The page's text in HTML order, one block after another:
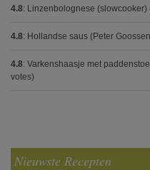
4.8: Linzenbolognese (slowcooker)
4.8: Hollandse saus (Peter
4.8: Varkenshaasje met
votes)
Nieuwste Recepten